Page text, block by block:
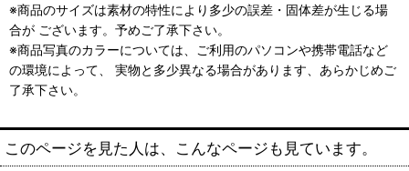
※商品のサイズは素材の特性により多少の誤差・固体差が生じる場
合が ございます。予めご了承下さい。
※商品写真のカラーについては、ご利用のパソコンや携帯電話など
の環境によって、 実物と多少異なる場合があります、あらかじめご
了承下さい。
このページを見た人は、こんなページも見ています。